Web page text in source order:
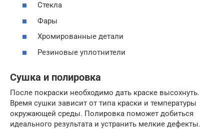
Стекла
Фары
Хромированные детали
Резиновые уплотнители
Сушка и полировка
После покраски необходимо дать краске высохнуть.
Время сушки зависит от типа краски и температуры
окружающей среды. Полировка поможет добиться
идеального результата и устранить мелкие дефекты.